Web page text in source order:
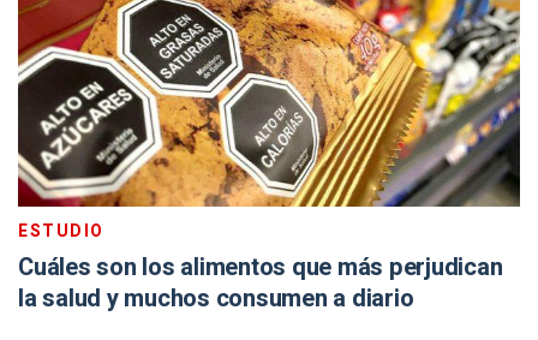
ESTUDIO
Cuáles son los alimentos que más perjudican
la salud y muchos consumen a diario